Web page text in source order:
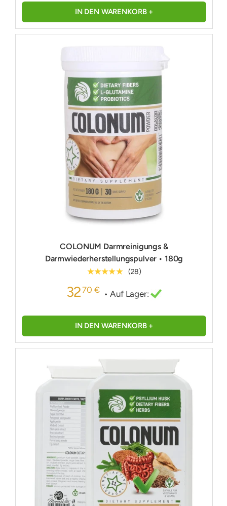
IN DEN WARENKORB +
COLONUM Darmreinigungs &
Darmwiederherstellungspulver • 180g
★★★★★ (28)
3270 € • Auf Lager:
IN DEN WARENKORB +